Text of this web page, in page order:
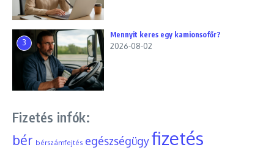
3
Mennyit keres egy kamionsofőr?
2026-08-02
Fizetés infók:
bér bérszámfejtés egészségügyfizetés